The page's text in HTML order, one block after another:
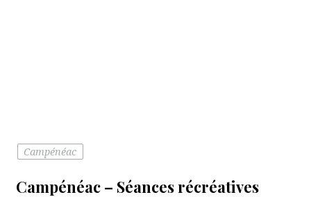
Campénéac
Campénéac – Séances récréatives